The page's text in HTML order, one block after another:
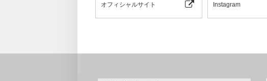
オフィシャルサイト Instagram